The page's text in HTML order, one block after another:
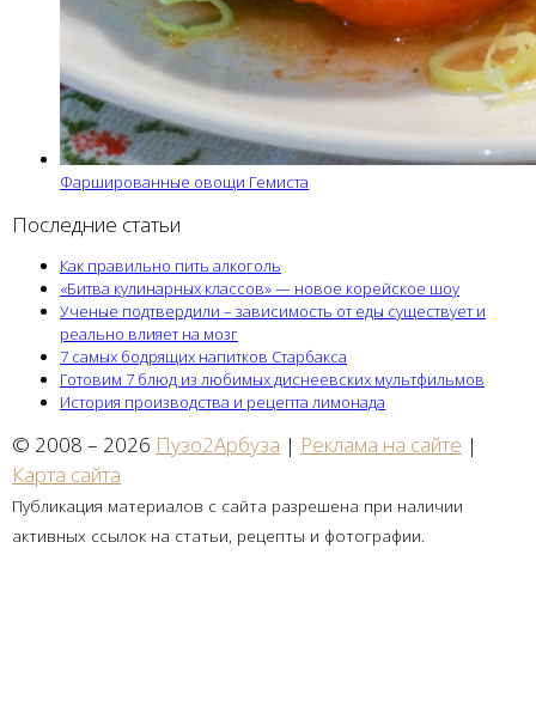
Фаршированные овощи Гемиста
Последние статьи
Как правильно пить алкоголь
«Битва кулинарных классов» — новое корейское шоу
Ученые подтвердили – зависимость от еды существует и
реально влияет на мозг
7 самых бодрящих напитков Старбакса
Готовим 7 блюд из любимых диснеевских мультфильмов
История производства и рецепта лимонада
© 2008 – 2026 Пузо2Арбуза | Реклама на сайте |
Карта сайта
Публикация материалов с сайта разрешена при наличии
активных ссылок на статьи, рецепты и фотографии.